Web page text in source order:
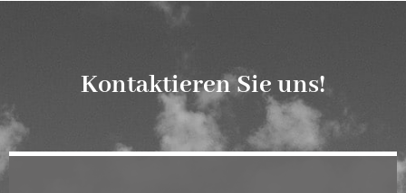
Kontaktieren Sie uns!